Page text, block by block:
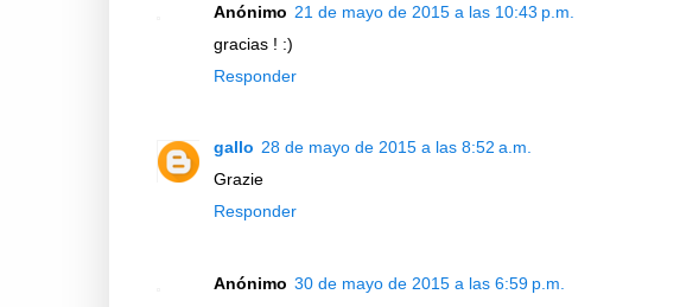
Anónimo 21 de mayo de 2015 a las 10:43 p.m.
gracias ! :)
Responder
gallo 28 de mayo de 2015 a las 8:52 a.m.
Grazie
Responder
Anónimo 30 de mayo de 2015 a las 6:59 p.m.